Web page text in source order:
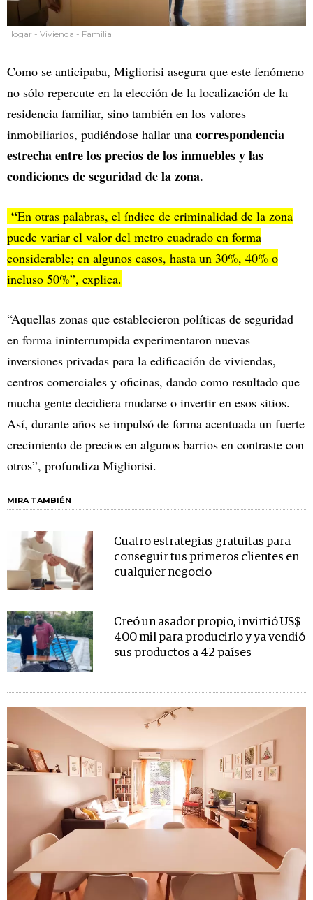
Hogar - Vivienda - Familia
Como se anticipaba, Migliorisi asegura que este fenómeno
no sólo repercute en la elección de la localización de la
residencia familiar, sino también en los valores
inmobiliarios, pudiéndose hallar una correspondencia
estrecha entre los precios de los inmuebles y las
condiciones de seguridad de la zona.
“En otras palabras, el índice de criminalidad de la zona
puede variar el valor del metro cuadrado en forma
considerable; en algunos casos, hasta un 30%, 40% o
incluso 50%”, explica.
“Aquellas zonas que establecieron políticas de seguridad
en forma ininterrumpida experimentaron nuevas
inversiones privadas para la edificación de viviendas,
centros comerciales y oficinas, dando como resultado que
mucha gente decidiera mudarse o invertir en esos sitios.
Así, durante años se impulsó de forma acentuada un fuerte
crecimiento de precios en algunos barrios en contraste con
otros”, profundiza Migliorisi.
MIRA TAMBIÉN
Cuatro estrategias gratuitas para
conseguir tus primeros clientes en
cualquier negocio
Creó un asador propio, invirtió US$
400 mil para producirlo y ya vendió
sus productos a 42 países